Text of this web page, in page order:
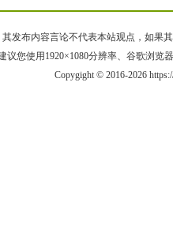
发布内容言论不代表本站观点，如果
议您使用1920×1080分辨率、谷歌浏览
Copygight © 2016-2026